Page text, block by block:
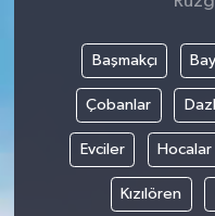
Başmakçı
Çobanlar
Evciler Hocalar
Kızılören